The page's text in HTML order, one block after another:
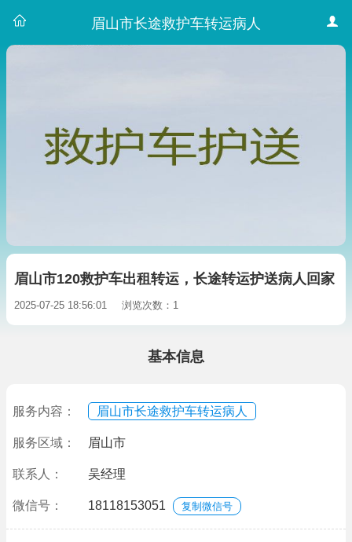
眉山市长途救护车转运病人
眉山市120救护车出租转运，长途转运护送病人回家
2025-07-25 18:56:01 浏览次数：1
基本信息
服务内容： 眉山市长途救护车转运病人
服务区域： 眉山市
联系人： 吴经理
微信号： 18118153051 复制微信号